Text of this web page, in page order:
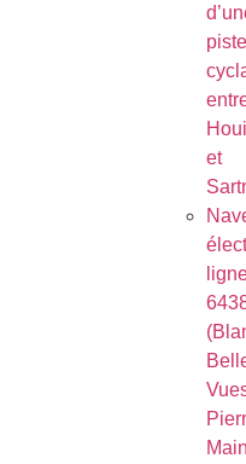
piste
et